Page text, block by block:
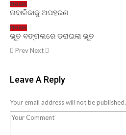
ଅପରାଧ
ନାବାଳିକାକୁ ଅପହରଣ
ଅପରାଧ
ଭୂତ ବଙ୍ଗଳାରେ ଡରାଇଲା ଭୂତ
PrevNext
Leave A Reply
Your email address will not be published.